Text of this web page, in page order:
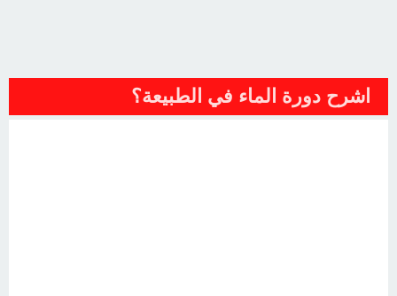
اشرح دورة الماء في الطبيعة؟